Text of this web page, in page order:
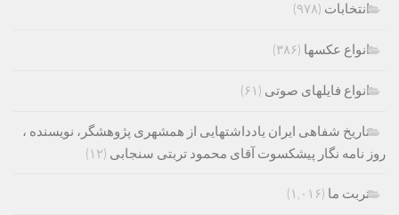
انتخابات (۹۷۸)
انواع عکسها (۳۸۶)
انواع فایلهای صوتی (۶۱)
تاریخ شفاهی ایران یادداشتهایی از همشهری پژوهشگر، نویسنده ،
روز نامه نگار پیشکسوت آقای محمود تربتی سنجابی (۱۲)
تربت ما (۱,۰۱۶)